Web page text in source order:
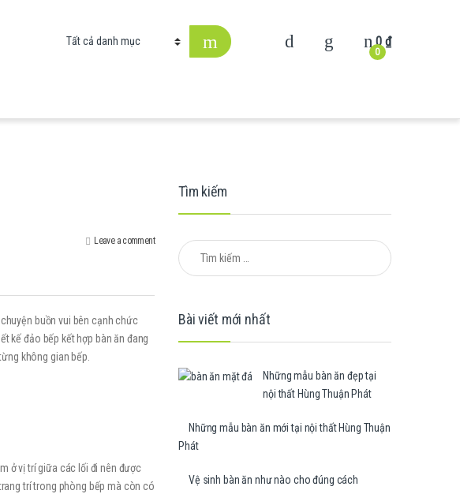
0
0₫
Leave a comment
buồn vui bên cạnh chức
kế đảo bếp kết hợp bàn ăn đang
không gian bếp.
ở vị trí giữa các lối đi nên được
trí trong phòng bếp mà còn có
Tìm kiếm
Tìm kiếm cho:
Bài viết mới nhất
Những mẫu bàn ăn đẹp tại
nội thất Hùng Thuận Phát
Những mẫu bàn ăn mới tại nội thất Hùng Thuận
Phát
Vệ sinh bàn ăn như nào cho đúng cách